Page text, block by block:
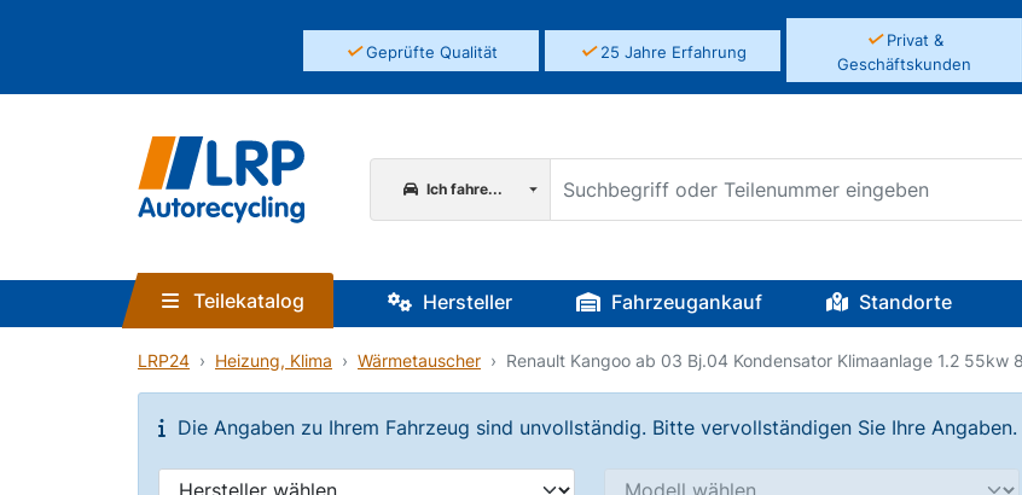
✓Geprüfte Qualität ✓25 Jahre Erfahrung
✓Privat &
Geschäftskunden
Ich fahre...
Teilekatalog Hersteller Fahrzeugankauf Standorte
LRP24 Heizung, Klima Wärmetauscher Renault Kangoo ab 03 Bj.04 Kondensator Klimaanlage 1.2 55kw
Die Angaben zu Ihrem Fahrzeug sind unvollständig. Bitte vervollständigen Sie Ihre Angaben.